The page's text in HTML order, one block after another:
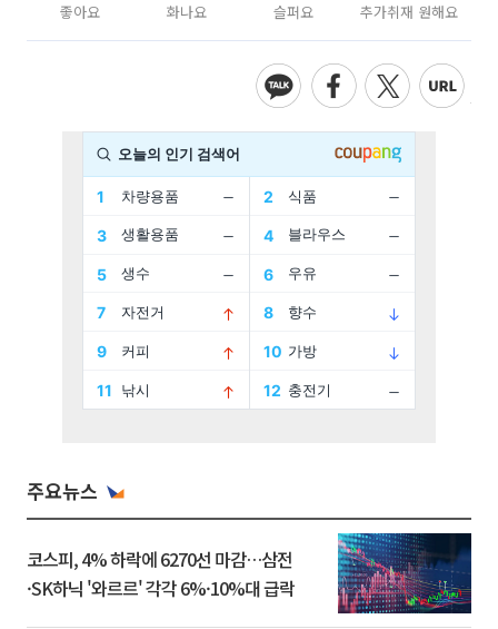
좋아요 화나요 슬퍼요 추가취재 원해요
주요뉴스
코스피, 4% 하락에 6270선 마감…삼전
·SK하닉 '와르르' 각각 6%·10%대 급락